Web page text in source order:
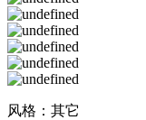
风格：其它